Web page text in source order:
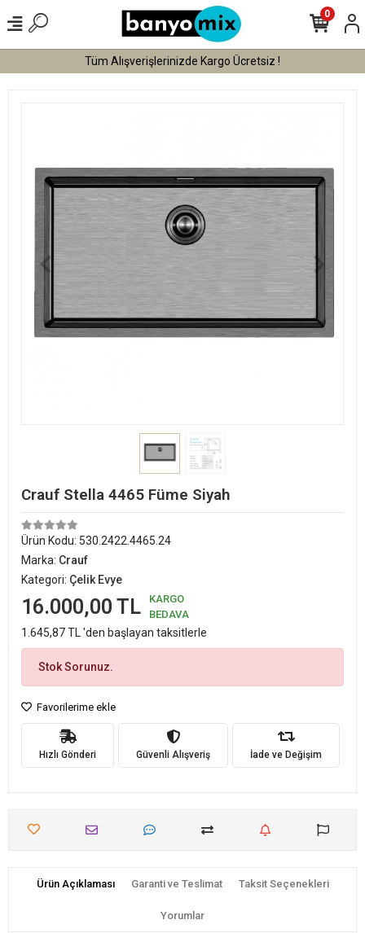
Tüm Alışverişlerinizde Kargo Ücretsiz !
0
Crauf Stella 4465 Füme Siyah
Ürün Kodu: 530.2422.4465.24
Marka: Crauf
Kategori: Çelik Evye
16.000,00 TL
KARGO
BEDAVA
1.645,87 TL 'den başlayan taksitlerle
Stok Sorunuz.
Favorilerime ekle
Hızlı Gönderi Güvenli Alışveriş İade ve Değişim
Ürün Açıklaması Garanti ve Teslimat Taksit Seçenekleri
Yorumlar